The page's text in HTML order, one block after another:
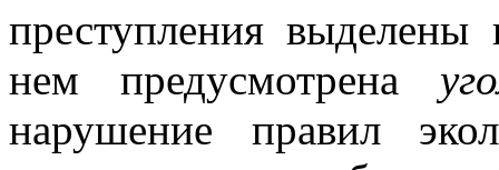
преступления
нем предусмотрена
нарушение правил